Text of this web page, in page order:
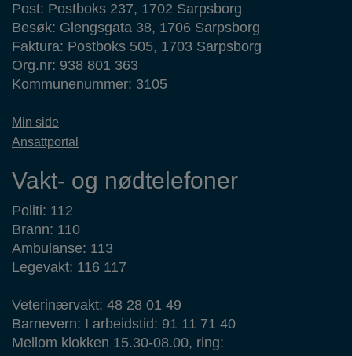
Post: Postboks 237, 1702 Sarpsborg
Besøk: Glengsgata 38, 1706 Sarpsborg
Faktura: Postboks 505, 1703 Sarpsborg
Org.nr: 938 801 363
Kommunenummer: 3105
Min side
Ansattportal
Vakt- og nødtelefoner
Politi: 112
Brann: 110
Ambulanse: 113
Legevakt: 116 117
Veterinærvakt: 48 28 01 49
Barnevern: I arbeidstid: 91 11 71 40
Mellom klokken 15.30-08.00, ring: